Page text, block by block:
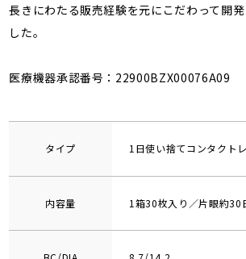
長きにわたる販売経験を元にこだわって開
した。
医療機器承認番号：22900BZX00076A09
タイプ 1日使い捨てコンタクト
内容量 1箱30枚入り／片眼約30